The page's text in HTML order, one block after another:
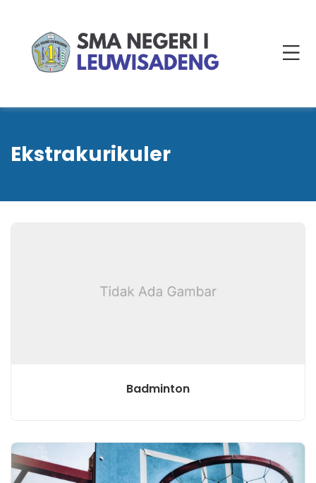
Ekstrakurikuler
Badminton